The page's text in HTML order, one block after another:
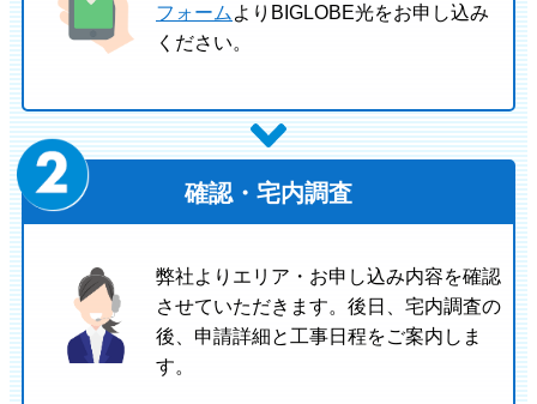
フォーム よりBIGLOBE光をお申し込み
ください。
確認・宅内調査
弊社よりエリア・お申し込み内容を確認
させていただきます。後日、宅内調査の
後、申請詳細と工事日程をご案内しま
す。